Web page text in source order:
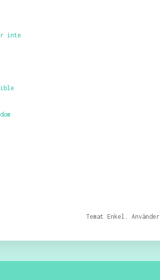
inte
Temat Enkel. Använder